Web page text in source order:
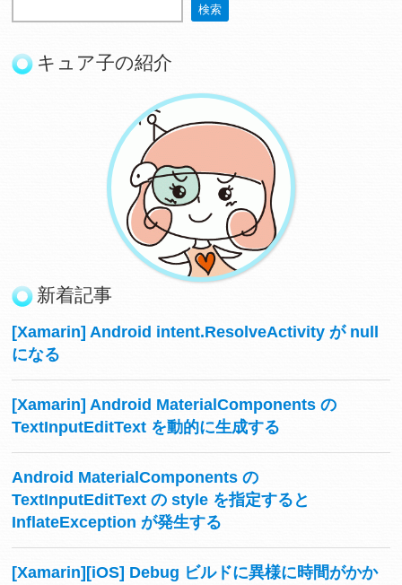
キュア子の紹介
新着記事
[Xamarin] Android intent.ResolveActivity が null
になる
[Xamarin] Android MaterialComponents の
TextInputEditText を動的に生成する
Android MaterialComponents の
TextInputEditText の style を指定すると
InflateException が発生する
[Xamarin][iOS] Debug ビルドに異様に時間がかか